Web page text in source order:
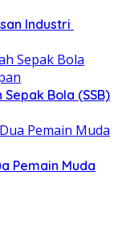
Industri
Bola (SSB)
Pemain Muda